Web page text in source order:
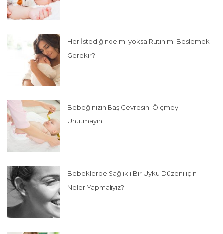
Her İstediğinde mi yoksa Rutin mi Beslemek
Gerekir?
Bebeğinizin Baş Çevresini Ölçmeyi
Unutmayın
Bebeklerde Sağlıklı Bir Uyku Düzeni için
Neler Yapmalıyız?